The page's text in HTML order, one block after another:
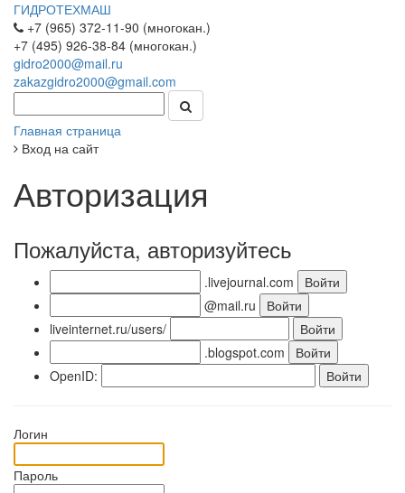
ГИДРОТЕХМАШ
+7 (965) 372-11-90 (многокан.)
+7 (495) 926-38-84 (многокан.)
gidro2000@mail.ru
zakazgidro2000@gmail.com
Главная страница
Вход на сайт
Авторизация
Пожалуйста, авторизуйтесь
.livejournal.com
@mail.ru
liveinternet.ru/users/
.blogspot.com
OpenID:
Логин
Пароль